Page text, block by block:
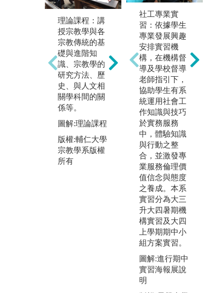
理論課程：講
授宗教學與各
宗教傳統的基
礎與進階知
識、宗教學的
研究方法、歷
史、與人文相
關學科間的關
係等。
圖解:理論課程
版權:輔仁大學
宗教學系版權
所有
田野調查法：
進行宗教田野
調查，觀察、
記錄宗教行
為、儀式等，
並進行分析。
圖解:學生進行
田野調查照片
版權:輔仁大學
宗教學系版權
所有
社工專業實
習：依據學生
專業發展興趣
安排實習機
構，在機構督
導及學校督導
老師指引下，
協助學生有系
統運用社會工
作知識與技巧
於實務服務
中，體驗知識
與行動之整
合，並激發專
業服務倫理價
值信念與態度
之養成。本系
實習分為大三
升大四暑期機
構實習及大四
上學期期中小
組方案實習。
圖解:進行期中
實習海報展說
明